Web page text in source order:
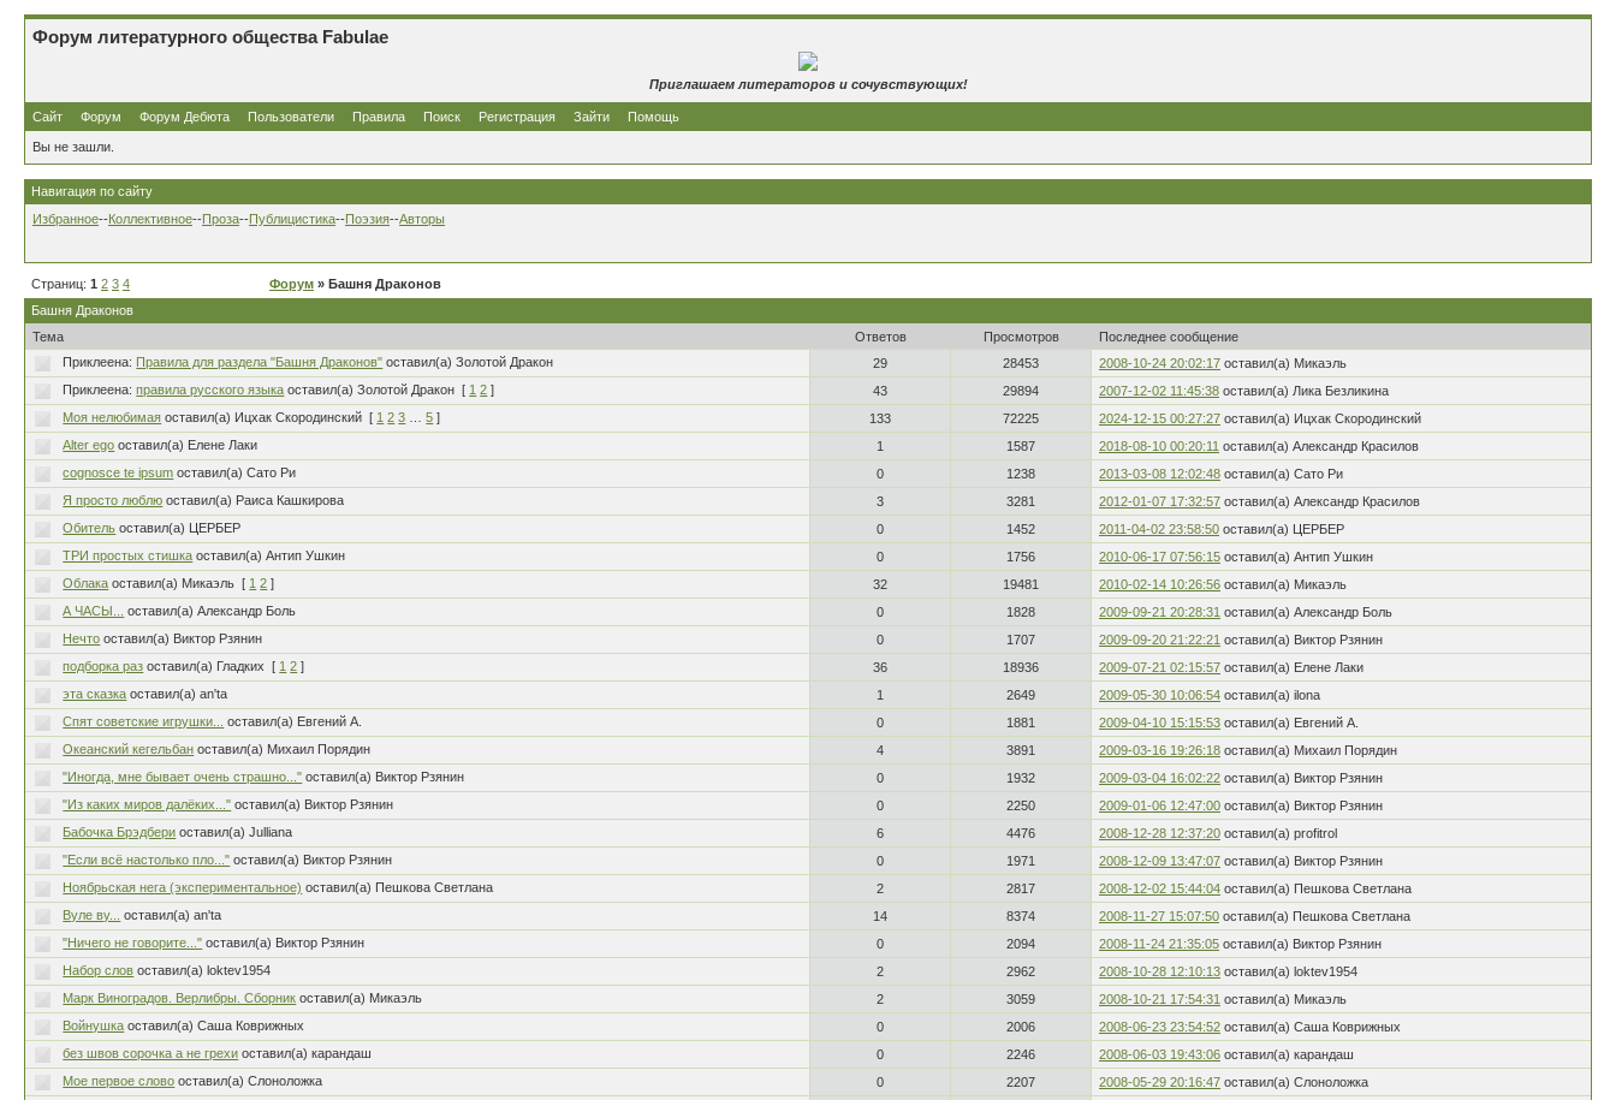
Форум литературного общества Fabulae
Приглашаем литераторов и сочувствующих!
Сайт Форум Форум Дебюта Пользователи Правила Поиск Регистрация Зайти Помощь
Вы не зашли.
Навигация по сайту
Избранное--Коллективное--Проза--Публицистика--Поэзия--Авторы
Страниц: 1 2 3 4 Форум » Башня Драконов
Башня Драконов
Тема
Ответов Просмотров
Последнее сообщение
Приклеена: Правила для раздела "Башня Драконов" оставил(а) Золотой Дракон 29 28453 2008-10-24 20:02:17 оставил(а) Микаэль
Приклеена:правила русского языка оставил(а) Золотой Дракон [ 1 2 ] 43 29894 2007-12-02 11:45:38 оставил(а) Лика Безликина
Моя нелюбимая оставил(а) Ицхак Скородинский [ 1 2 3 …5 ] 133 72225 2024-12-15 00:27:27 оставил(а) Ицхак Скородинский
Alter ego оставил(а) Елене Лаки 1 1587 2018-08-10 00:20:11 оставил(а) Александр Красилов
cognosce te ipsum оставил(а) Сато Ри 0 1238 2013-03-08 12:02:48 оставил(а) Сато Ри
Я просто люблю оставил(а) Раиса Кашкирова 3 3281 2012-01-07 17:32:57 оставил(а) Александр Красилов
Обитель оставил(а) ЦЕРБЕР 0 1452 2011-04-02 23:58:50 оставил(а) ЦЕРБЕР
ТРИ простых стишка оставил(а) Антип Ушкин 0 1756 2010-06-17 07:56:15 оставил(а) Антип Ушкин
Облака оставил(а) Микаэль [ 1 2 ] 32 19481 2010-02-14 10:26:56 оставил(а) Микаэль
А ЧАСЫ...
оставил(а) Александр Боль 0 1828 2009-09-21 20:28:31 оставил(а) Александр Боль
Нечто оставил(а) Виктор Рзянин 0 1707 2009-09-20 21:22:21 оставил(а) Виктор Рзянин
подборка раз оставил(а) Гладких [ 1 2 ] 36 18936 2009-07-21 02:15:57 оставил(а) Елене Лаки
эта сказка оставил(а) an'ta 1 2649 2009-05-30 10:06:54 оставил(а) ilona
Спят советские игрушки...
оставил(а) Евгений А. 0 1881 2009-04-10 15:15:53 оставил(а) Евгений А.
Океанский кегельбан оставил(а) Михаил Порядин 4 3891 2009-03-16 19:26:18 оставил(а) Михаил Порядин
"Иногда, мне бывает очень страшно..." оставил(а) Виктор Рзянин 0 1932 2009-03-04 16:02:22 оставил(а) Виктор Рзянин
"Из каких миров далёких..." оставил(а) Виктор Рзянин 0 2250 2009-01-06 12:47:00 оставил(а) Виктор Рзянин
Бабочка Брэдбери оставил(а) Julliana 6 4476 2008-12-28 12:37:20 оставил(а) profitrol
"Если всё настолько пло..." оставил(а) Виктор Рзянин 0 1971 2008-12-09 13:47:07 оставил(а) Виктор Рзянин
Ноябрьская нега (экспериментальное) оставил(а) Пешкова Светлана 2 2817 2008-12-02 15:44:04 оставил(а) Пешкова Светлана
Вуле ву...
оставил(а) an'ta 14 8374 2008-11-27 15:07:50 оставил(а) Пешкова Светлана
"Ничего не говорите..." оставил(а) Виктор Рзянин 0 2094 2008-11-24 21:35:05 оставил(а) Виктор Рзянин
Набор слов оставил(а) loktev1954 2 2962 2008-10-28 12:10:13 оставил(а) loktev1954
Марк Виноградов. Верлибры. Сборник оставил(а) Микаэль 2 3059 2008-10-21 17:54:31 оставил(а) Микаэль
Войнушка оставил(а) Саша Коврижных 0 2006 2008-06-23 23:54:52 оставил(а) Саша Коврижных
без швов сорочка а не грехи оставил(а) карандаш 0 2246 2008-06-03 19:43:06 оставил(а) карандаш
Мое первое слово оставил(а) Слоноложка 0 2207 2008-05-29 20:16:47 оставил(а) Слоноложка